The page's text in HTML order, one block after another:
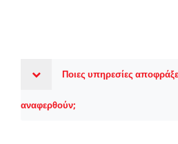
Ποιες υπηρεσίες
αναφερθούν;